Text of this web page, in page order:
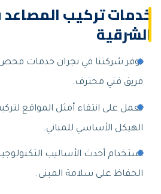
خدمات تركيب
الشرقية
توفر شركتنا في نجران خدمات
فريق فني محترف.
نعمل على انتقاء أمثل المواقع
الهيكل الأساسي للمباني.
استخدام أحدث الأساليب
الحفاظ على سلامة المبنى.